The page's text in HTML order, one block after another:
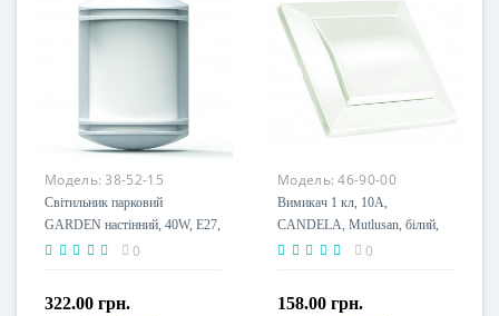
Модель:38-52-15
Світильник парковий
GARDEN настінний, 40W, E27,
IP44, ударост. PC/PP, сірий,
0
322.00 грн.
Модель:46-90-00
Вимикач 1 кл, 10А,
CANDELA, Mutlusan, білий,
(2125 001 0101)0
158.00 грн.